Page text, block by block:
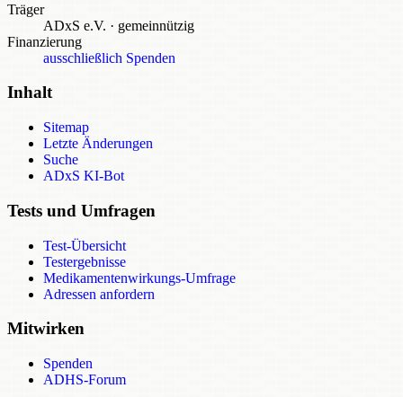
Träger
ADxS e.V. · gemeinnützig
Finanzierung
ausschließlich Spenden
Inhalt
Sitemap
Letzte Änderungen
Suche
ADxS KI-Bot
Tests und Umfragen
Test-Übersicht
Testergebnisse
Medikamentenwirkungs-Umfrage
Adressen anfordern
Mitwirken
Spenden
ADHS-Forum